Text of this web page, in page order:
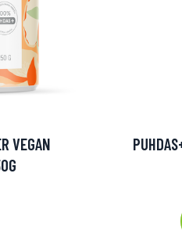
VEGAN